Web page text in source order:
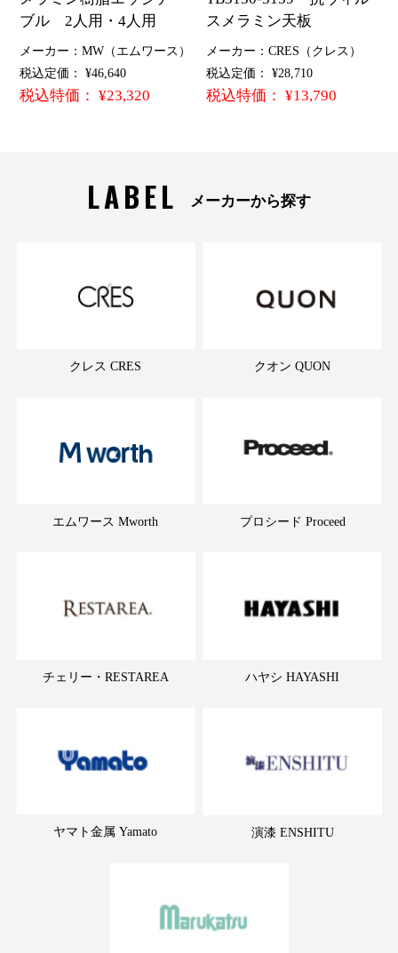
ブル 2人用・4人用
メーカー：MW（エムワース）
税込定価： ¥46,640
税込特価： ¥23,320
スメラミン天板
メーカー：CRES（クレス）
税込定価： ¥28,710
税込特価： ¥13,790
LABEL メーカーから探す
クレス CRES クオン QUON
エムワース Mworth プロシード Proceed
チェリー・RESTAREA ハヤシ HAYASHI
ヤマト金属 Yamato 演漆 ENSHITU